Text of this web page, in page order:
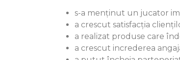
s-a menținut un jucator
a crescut satisfacția
a realizat produse care
a crescut increderea